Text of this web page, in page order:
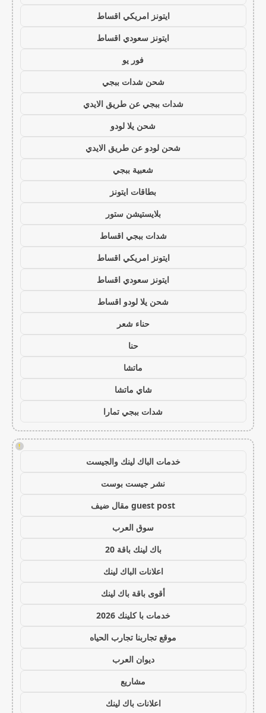
ايتونز امريكي اقساط
ايتونز سعودي اقساط
فور يو
شحن شدات ببجي
شدات ببجي عن طريق الايدي
شحن يلا لودو
شحن لودو عن طريق الايدي
شعبية ببجي
بطاقات ايتونز
بلايستيشن ستور
شدات ببجي اقساط
ايتونز امريكي اقساط
ايتونز سعودي اقساط
شحن يلا لودو اقساط
حناء شعر
حنا
ماتشا
شاي ماتشا
شدات ببجي تمارا
!
خدمات الباك لينك والجيست
نشر جيست بوست
guest post مقال ضيف
سوق العرب
باك لينك باقة 20
اعلانات الباك لينك
أقوى باقة باك لينك
خدمات با كلينك 2026
موقع تجاربنا تجارب الحياه
ديوان العرب
مشاريع
اعلانات باك لينك